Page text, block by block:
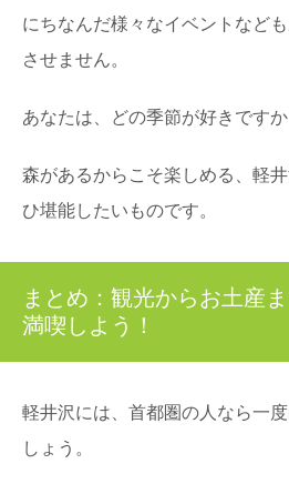
にちなんだ様々なイベントなど
させません。
あなたは、どの季節が好きですか
森があるからこそ楽しめる、軽
ひ堪能したいものです。
まとめ：観光からお土産
満喫しよう！
軽井沢には、首都圏の人なら一
しょう。